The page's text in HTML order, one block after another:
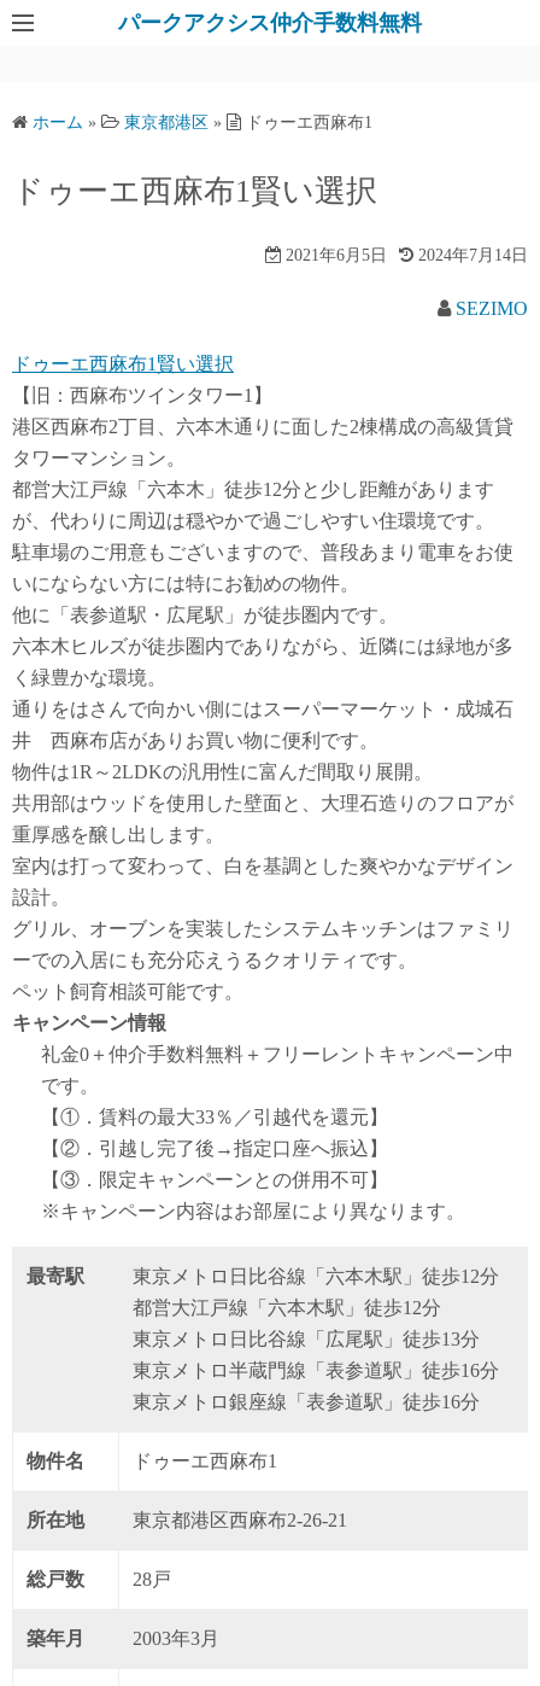
パークアクシス仲介手数料無料
ホーム » 東京都港区 » ドゥーエ西麻布1
ドゥーエ西麻布1賢い選択
2021年6月5日 2024年7月14日
SEZIMO
ドゥーエ西麻布1賢い選択
【旧：西麻布ツインタワー1】
港区西麻布2丁目、六本木通りに面した2棟構成の高級賃貸
タワーマンション。
都営大江戸線「六本木」徒歩12分と少し距離があります
が、代わりに周辺は穏やかで過ごしやすい住環境です。
駐車場のご用意もございますので、普段あまり電車をお使
いにならない方には特にお勧めの物件。
他に「表参道駅・広尾駅」が徒歩圏内です。
六本木ヒルズが徒歩圏内でありながら、近隣には緑地が多
く緑豊かな環境。
通りをはさんで向かい側にはスーパーマーケット・成城石
井 西麻布店がありお買い物に便利です。
物件は1R～2LDKの汎用性に富んだ間取り展開。
共用部はウッドを使用した壁面と、大理石造りのフロアが
重厚感を醸し出します。
室内は打って変わって、白を基調とした爽やかなデザイン
設計。
グリル、オーブンを実装したシステムキッチンはファミリ
ーでの入居にも充分応えうるクオリティです。
ペット飼育相談可能です。
キャンペーン情報
礼金0 ＋仲介手数料無料 ＋ フリーレント キャンペーン中
です。
【①．賃料の最大33％／引越代を還元】
【②．引越し完了後→指定口座へ振込】
【③．限定キャンペーンとの併用不可】
※キャンペーン内容はお部屋により異なります。
最寄駅
東京メトロ日比谷線「六本木駅」徒歩12分
都営大江戸線「六本木駅」徒歩12分
東京メトロ日比谷線「広尾駅」徒歩13分
東京メトロ半蔵門線「表参道駅」徒歩16分
東京メトロ銀座線「表参道駅」徒歩16分
物件名 ドゥーエ西麻布1
所在地 東京都港区西麻布2-26-21
総戸数 28戸
築年月 2003年3月